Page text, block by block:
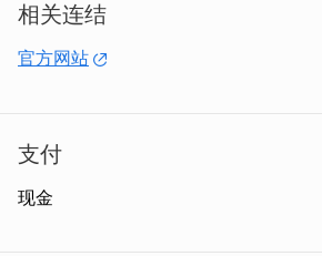
相关连结
官方网站
支付
现金